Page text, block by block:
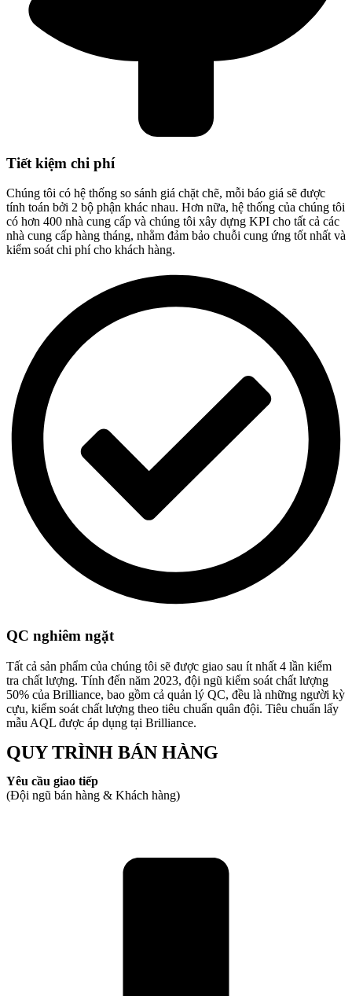
Tiết kiệm chi phí
Chúng tôi có hệ thống so sánh giá chặt chẽ, mỗi báo giá sẽ được
tính toán bởi 2 bộ phận khác nhau. Hơn nữa, hệ thống của chúng tôi
có hơn 400 nhà cung cấp và chúng tôi xây dựng KPI cho tất cả các
nhà cung cấp hàng tháng, nhằm đảm bảo chuỗi cung ứng tốt nhất và
kiểm soát chi phí cho khách hàng.​​​​​​​​
QC nghiêm ngặt​​​​​​​​
Tất cả sản phẩm của chúng tôi sẽ được giao sau ít nhất 4 lần kiểm
tra chất lượng. Tính đến năm 2023, đội ngũ kiểm soát chất lượng
50% của Brilliance, bao gồm cả quản lý QC, đều là những người kỳ
cựu, kiểm soát chất lượng theo tiêu chuẩn quân đội. Tiêu chuẩn lấy
mẫu AQL được áp dụng tại Brilliance.
QUY TRÌNH BÁN HÀNG
Yêu cầu giao tiếp
(Đội ngũ bán hàng & Khách hàng)